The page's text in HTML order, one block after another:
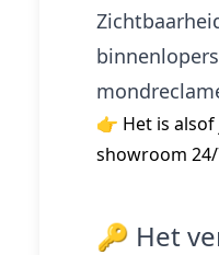
👉 Het is
showroom
🔑 Het